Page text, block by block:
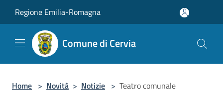
Regione Emilia-Romagna
Comune di Cervia
Home > Novità > Notizie > Teatro comunale